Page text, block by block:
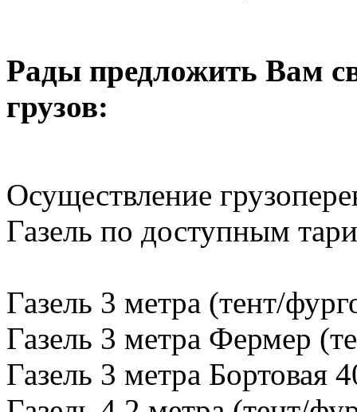
Рады предложить Вам
грузов:
Осуществление
Газель по доступным
Газель 3 метра (тент/
Газель 3 метра Фермер
Газель 3 метра Бортовая